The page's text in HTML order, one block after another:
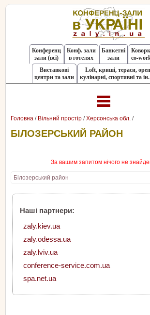
Конференц
зали (всі)
Конф. зали
в готелях
Банкетні
зали
co-
Виставкові
центри та зали
Loft, криші, тераси,
кулінарні, спортивні та
Головна / Вільний простір /Херсонська обл. /
БІЛОЗЕРСЬКИЙ РАЙОН
За вашим запитом нічого не
Білозерський район
Наші партнери:
zaly.kiev.ua
zaly.odessa.ua
zaly.lviv.ua
conference-service.com.ua
spa.net.ua